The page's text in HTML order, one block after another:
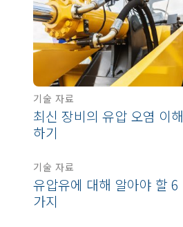
기술 자료
최신 장비의 유압 오염 이해
하기
기술 자료
유압유에 대해 알아야 할 6
가지